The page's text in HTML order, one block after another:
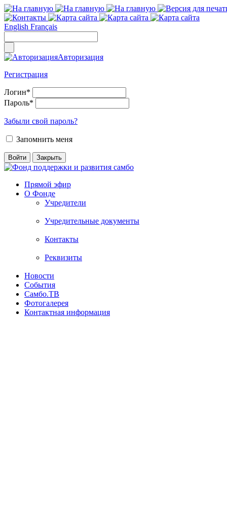
English Français
Авторизация
Регистрация
Логин*
Пароль*
Забыли свой пароль?
Запомнить меня
Прямой эфир
О Фонде
Учредители
Учредительные документы
Контакты
Реквизиты
Новости
События
Самбо.ТВ
Фотогалерея
Контактная информация